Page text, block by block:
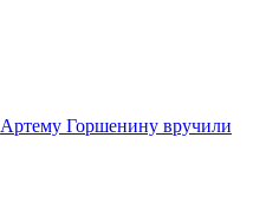
Артему Горшенину вручили